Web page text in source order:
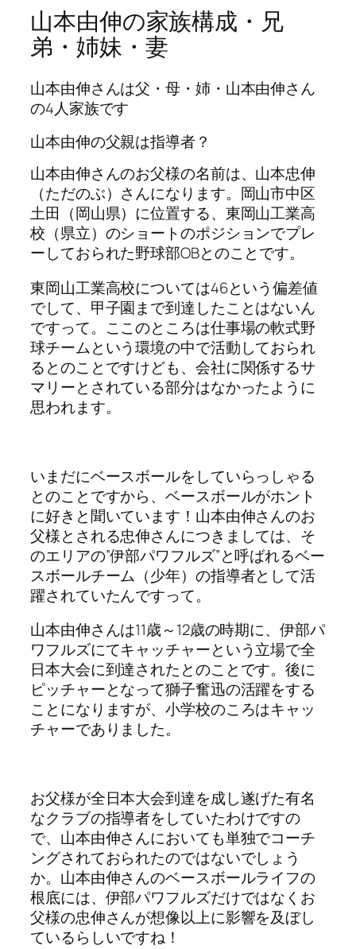
山本由伸の家族構成・兄
弟・姉妹・妻
山本由伸さんは父・母・姉・山本由伸さん
の4人家族です
山本由伸の父親は指導者？
山本由伸さんのお父様の名前は、山本忠伸
（ただのぶ）さんになります。岡山市中区
土田（岡山県）に位置する、東岡山工業高
校（県立）のショートのポジションでプレ
ーしておられた野球部OBとのことです。
東岡山工業高校については46という偏差値
でして、甲子園まで到達したことはないん
ですって。ここのところは仕事場の軟式野
球チームという環境の中で活動しておられ
るとのことですけども、会社に関係するサ
マリーとされている部分はなかったように
思われます。
いまだにベースボールをしていらっしゃる
とのことですから、ベースボールがホント
に好きと聞いています！山本由伸さんのお
父様とされる忠伸さんにつきましては、そ
のエリアの”伊部パワフルズ”と呼ばれるベー
スボールチーム（少年）の指導者として活
躍されていたんですって。
山本由伸さんは11歳～12歳の時期に、伊部パ
ワフルズにてキャッチャーという立場で全
日本大会に到達されたとのことです。後に
ピッチャーとなって獅子奮迅の活躍をする
ことになりますが、小学校のころはキャッ
チャーでありました。
お父様が全日本大会到達を成し遂げた有名
なクラブの指導者をしていたわけですの
で、山本由伸さんにおいても単独でコーチ
ングされておられたのではないでしょう
か。山本由伸さんのベースボールライフの
根底には、伊部パワフルズだけではなくお
父様の忠伸さんが想像以上に影響を及ぼし
ているらしいですね！